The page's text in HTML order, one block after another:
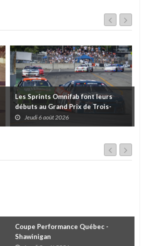
Les Sprints Omnifab font leurs
débuts au Grand Prix de Trois-
Rivières avec un format inspiré de
Daytona
Jeudi 6 août 2026
Coupe Performance Québec -
Shawinigan